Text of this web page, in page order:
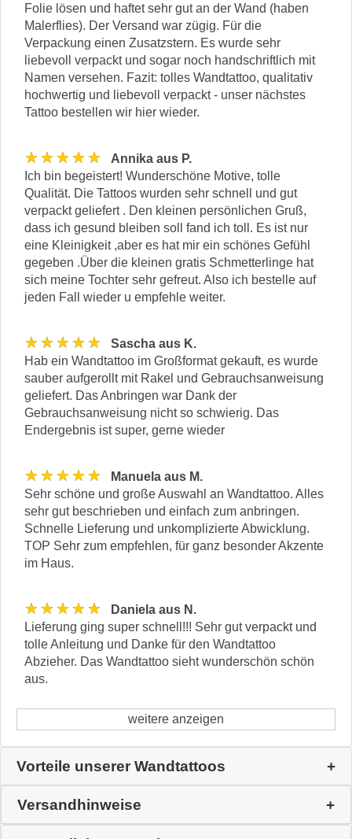
Folie lösen und haftet sehr gut an der Wand (haben
Malerflies). Der Versand war zügig. Für die
Verpackung einen Zusatzstern. Es wurde sehr
liebevoll verpackt und sogar noch handschriftlich mit
Namen versehen. Fazit: tolles Wandtattoo, qualitativ
hochwertig und liebevoll verpackt - unser nächstes
Tattoo bestellen wir hier wieder.
★★★★★
Annika aus P.
Ich bin begeistert! Wunderschöne Motive, tolle
Qualität. Die Tattoos wurden sehr schnell und gut
verpackt geliefert . Den kleinen persönlichen Gruß,
dass ich gesund bleiben soll fand ich toll. Es ist nur
eine Kleinigkeit ,aber es hat mir ein schönes Gefühl
gegeben .Über die kleinen gratis Schmetterlinge hat
sich meine Tochter sehr gefreut. Also ich bestelle auf
jeden Fall wieder u empfehle weiter.
★★★★★
Sascha aus K.
Hab ein Wandtattoo im Großformat gekauft, es wurde
sauber aufgerollt mit Rakel und Gebrauchsanweisung
geliefert. Das Anbringen war Dank der
Gebrauchsanweisung nicht so schwierig. Das
Endergebnis ist super, gerne wieder
★★★★★
Manuela aus M.
Sehr schöne und große Auswahl an Wandtattoo. Alles
sehr gut beschrieben und einfach zum anbringen.
Schnelle Lieferung und unkomplizierte Abwicklung.
TOP Sehr zum empfehlen, für ganz besonder Akzente
im Haus.
★★★★★
Daniela aus N.
Lieferung ging super schnell!!! Sehr gut verpackt und
tolle Anleitung und Danke für den Wandtattoo
Abzieher. Das Wandtattoo sieht wunderschön schön
aus.
weitere anzeigen
Vorteile unserer Wandtattoos
Versandhinweise